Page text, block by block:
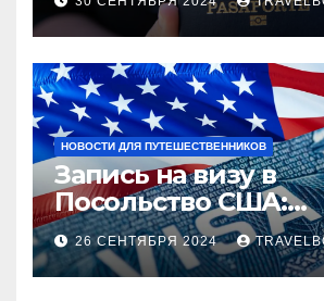
НОВОСТИ ДЛЯ ПУТЕШЕСТВЕННИКОВ
Запись на визу в
Посольство США:
Пошаговое
26 СЕНТЯБРЯ 2024